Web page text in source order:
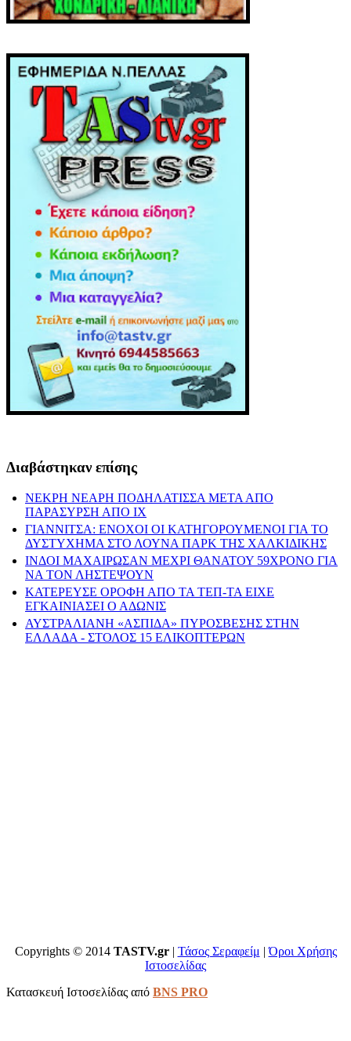
Διαβάστηκαν επίσης
ΝΕΚΡΗ ΝΕΑΡΗ ΠΟΔΗΛΑΤΙΣΣΑ ΜΕΤΑ ΑΠΟ
ΠΑΡΑΣΥΡΣΗ ΑΠΟ ΙΧ
ΓΙΑΝΝΙΤΣΑ: ΕΝΟΧΟΙ ΟΙ ΚΑΤΗΓΟΡΟΥΜΕΝΟΙ ΓΙΑ ΤΟ
ΔΥΣΤΥΧΗΜΑ ΣΤΟ ΛΟΥΝΑ ΠΑΡΚ ΤΗΣ ΧΑΛΚΙΔΙΚΗΣ
ΙΝΔΟΙ ΜΑΧΑΙΡΩΣΑΝ ΜΕΧΡΙ ΘΑΝΑΤΟΥ 59ΧΡΟΝΟ ΓΙΑ
ΝΑ ΤΟΝ ΛΗΣΤΕΨΟΥΝ
ΚΑΤΕΡΕΥΣΕ ΟΡΟΦΗ ΑΠΟ ΤΑ ΤΕΠ-ΤΑ ΕΙΧΕ
ΕΓΚΑΙΝΙΑΣΕΙ Ο ΑΔΩΝΙΣ
ΑΥΣΤΡΑΛΙΑΝΗ «ΑΣΠΙΔΑ» ΠΥΡΟΣΒΕΣΗΣ ΣΤΗΝ
ΕΛΛΑΔΑ - ΣΤΟΛΟΣ 15 ΕΛΙΚΟΠΤΕΡΩΝ
Copyrights © 2014 TASTV.gr| Τάσος Σεραφείμ |Όροι Χρήσης
Ιστοσελίδας
Κατασκευή Ιστοσελίδας από BNS PRO